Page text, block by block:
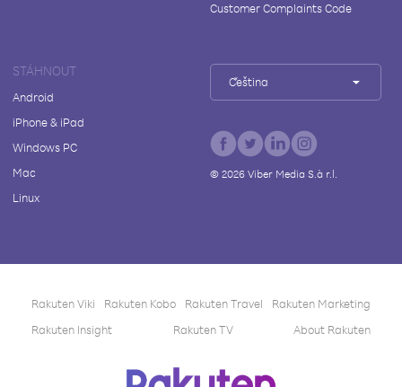
Customer Complaints Code
STÁHNOUT
Android
iPhone & iPad
Windows PC
Mac
Linux
Čeština
© 2026Viber Media S.à r.l.
Rakuten Viki Rakuten Kobo Rakuten Travel
Rakuten Marketing
Rakuten Insight
Rakuten TV About Rakuten